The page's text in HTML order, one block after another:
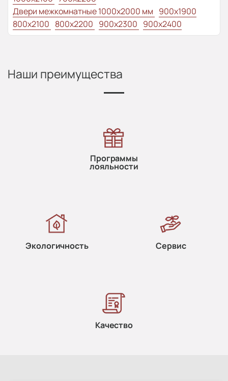
Двери межкомнатные 1000х2000 мм 900x1900
800x2100 800x2200 900x2300 900x2400
Наши преимущества
Программы
лояльности
Экологичность Сервис
Качество